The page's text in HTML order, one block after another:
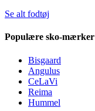
Se alt fodtøj
Populære sko-mærker
Bisgaard
Angulus
CeLaVi
Reima
Hummel